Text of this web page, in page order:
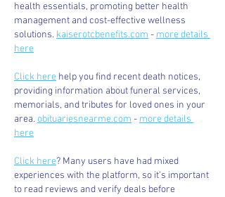
health essentials, promoting better health
management and cost-effective wellness
solutions. kaiserotcbenefits.com - more details
here
Click here help you find recent death notices,
providing information about funeral services,
memorials, and tributes for loved ones in your
area. obituariesnearme.com - more details
here
Click here? Many users have had mixed
experiences with the platform, so it's important
to read reviews and verify deals before